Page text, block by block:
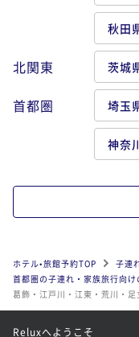
秋田
北関東 茨城
首都圏 埼玉
神奈
ホテル•旅館予約TOP
子連
首都圏の子連れ・家族旅行向け
葛飾・江戸川・江東・荒川・
Reluxへようこそ